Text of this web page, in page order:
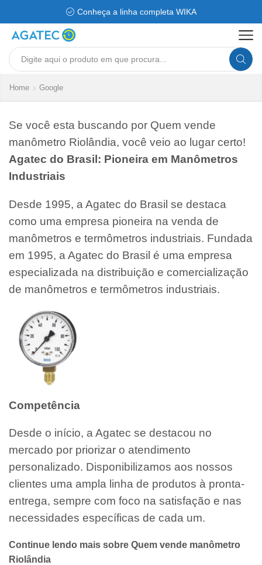
Conheça a linha completa WIKA
Search
Home Google
Se você esta buscando por Quem vende
manômetro Riolândia, você veio ao lugar certo!
Agatec do Brasil: Pioneira em Manômetros
Industriais
Desde 1995, a Agatec do Brasil se destaca
como uma empresa pioneira na venda de
manômetros e termômetros industriais. Fundada
em 1995, a Agatec do Brasil é uma empresa
especializada na distribuição e comercialização
de manômetros e termômetros industriais.
Competência
Desde o início, a Agatec se destacou no
mercado por priorizar o atendimento
personalizado. Disponibilizamos aos nossos
clientes uma ampla linha de produtos à pronta-
entrega, sempre com foco na satisfação e nas
necessidades específicas de cada um.
Continue lendo mais sobre Quem vende manômetro
Riolândia